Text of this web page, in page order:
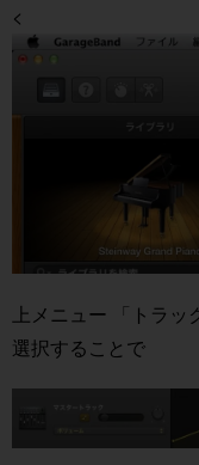
<
上メニュー 「トラ
選択することで